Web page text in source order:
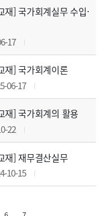
] 국가회계실무 수입·
17
재] 국가회계이론
06-17
재] 국가회계의 활용
22
재] 재무결산실무
10-15